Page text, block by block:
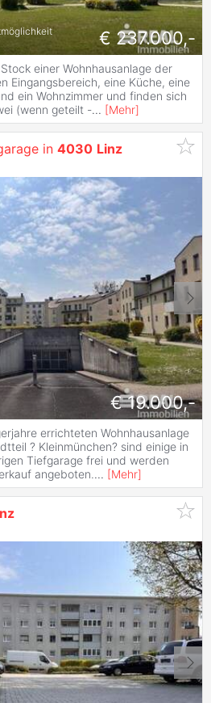
€ 237.000,-
einer Wohnhausanlage der
Eingangsbereich, eine Küche, eine
ein Wohnzimmer und finden sich
(wenn geteilt -... [Mehr]
in 4030 Linz
€ 19.000,-
errichteten Wohnhausanlage
? Kleinmünchen? sind einige in
Tiefgarage frei und werden
angeboten.... [Mehr]